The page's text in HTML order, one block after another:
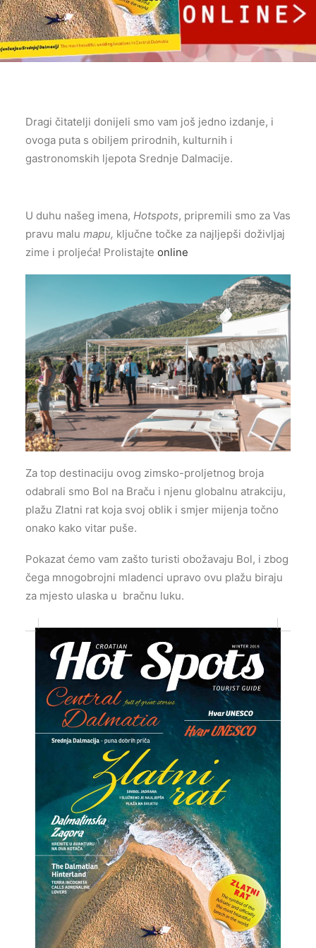
Dragi čitatelji donijeli smo vam još jedno izdanje, i
ovoga puta s obiljem prirodnih, kulturnih i
gastronomskih ljepota Srednje Dalmacije.
U duhu našeg imena, Hotspots, pripremili smo za Vas
pravu malu mapu, ključne točke za najljepši doživljaj
zime i proljeća! Prolistajte online
Za top destinaciju ovog zimsko-proljetnog broja
odabrali smo Bol na Braču i njenu globalnu atrakciju,
plažu Zlatni rat koja svoj oblik i smjer mijenja točno
onako kako vitar puše.
Pokazat ćemo vam zašto turisti obožavaju Bol, i zbog
čega mnogobrojni mladenci upravo ovu plažu biraju
za mjesto ulaska u bračnu luku.